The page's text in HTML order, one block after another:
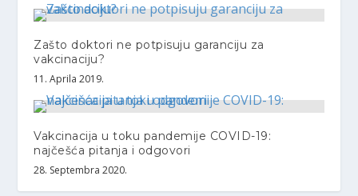
Zašto doktori ne potpisuju garanciju za
vakcinaciju?
11. Aprila 2019.
Vakcinacija u toku pandemije COVID-19:
najčešća pitanja i odgovori
28. Septembra 2020.